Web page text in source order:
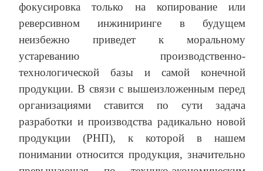
фокусировка только на копирование или
реверсивном инжиниринге в будущем
неизбежно приведет к моральному
устареванию производственно-
технологической базы и самой конечной
продукции. В связи с вышеизложенным перед
организациями ставится по сути задача
разработки и производства радикально новой
продукции (РНП), к которой в нашем
понимании относится продукция, значительно